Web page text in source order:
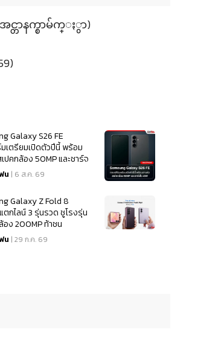
အင္တာနက္စာမ်က္ႏွာ)
Galaxy S26 FE
เตรียมเปิดตัวปีนี้ พร้อม
ปคกล้อง 50MP และชาร์จ
น | 6 ส.ค. 69
Galaxy Z Fold 8
ตกไลน์ 3 รุ่นรวด ชูโรงรุ่น
ง 200MP ท้าชน
น | 29 ก.ค. 69